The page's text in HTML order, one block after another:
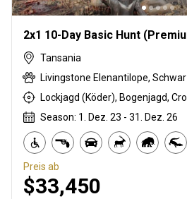
2x1 10-Day Basic Hunt
Tansania
Season: 1. Dez. 23 - 31. Dez. 26
Preis ab
$33,450